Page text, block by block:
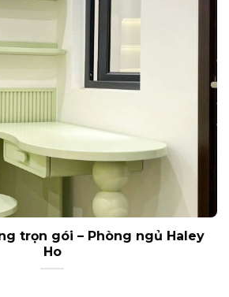
trọn gói – Phòng ngủ Haley
Ho